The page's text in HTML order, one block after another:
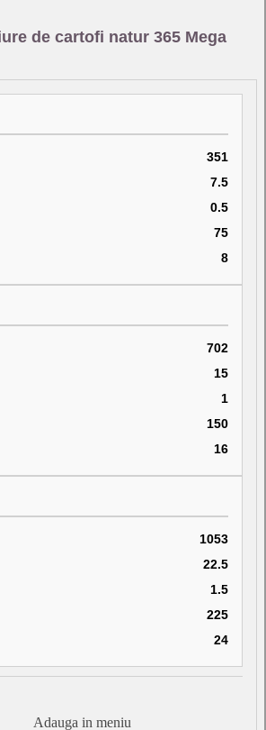
de cartofi natur 365 Mega
351
7.5
0.5
75
8
702
15
1
150
16
1053
22.5
1.5
225
24
Adauga in meniu